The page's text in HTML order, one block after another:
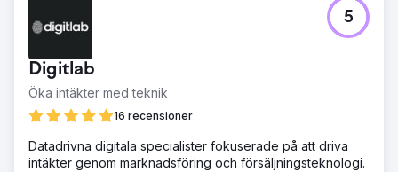
Digitlab
Öka intäkter med teknik
16 recensioner
5
Datadrivna digitala specialister fokuserade på att driva
intäkter genom marknadsföring och försäljningsteknologi.